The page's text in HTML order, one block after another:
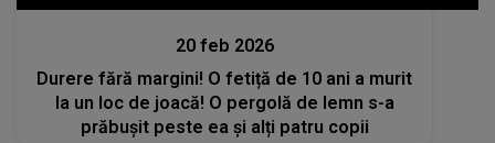
20 feb 2026
Durere fără margini! O fetiță de 10 ani a murit
la un loc de joacă! O pergolă de lemn s-a
prăbușit peste ea și alți patru copii